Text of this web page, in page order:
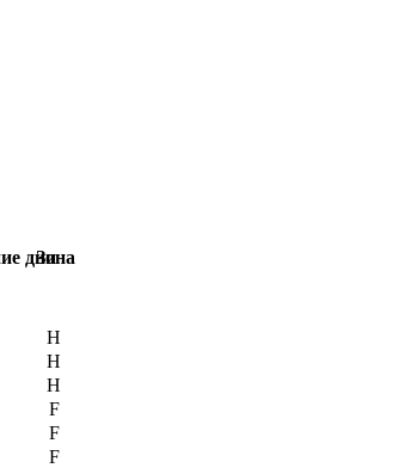
дни
Зона
H
H
H
F
F
F